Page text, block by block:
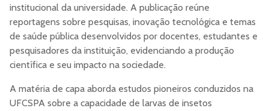
institucional da universidade. A publicação reúne
reportagens sobre pesquisas, inovação tecnológica e temas
de saúde pública desenvolvidos por docentes, estudantes e
pesquisadores da instituição, evidenciando a produção
científica e seu impacto na sociedade.
A matéria de capa aborda estudos pioneiros conduzidos na
UFCSPA sobre a capacidade de larvas de insetos